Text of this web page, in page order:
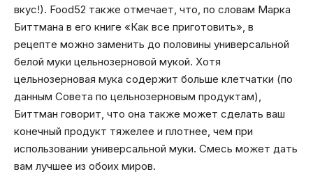
вкус!). Food52 также отмечает, что, по словам Марка
Биттмана в его книге «Как все приготовить», в
рецепте можно заменить до половины универсальной
белой муки цельнозерновой мукой. Хотя
цельнозерновая мука содержит больше клетчатки (по
данным Совета по цельнозерновым продуктам),
Биттман говорит, что она также может сделать ваш
конечный продукт тяжелее и плотнее, чем при
использовании универсальной муки. Смесь может дать
вам лучшее из обоих миров.